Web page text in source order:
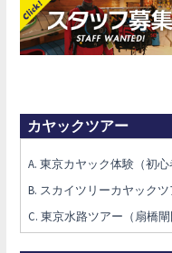
カヤックツアー
A. 東京カヤック体験（初心
B. スカイツリーカヤックツ
C. 東京水路ツアー（扇橋